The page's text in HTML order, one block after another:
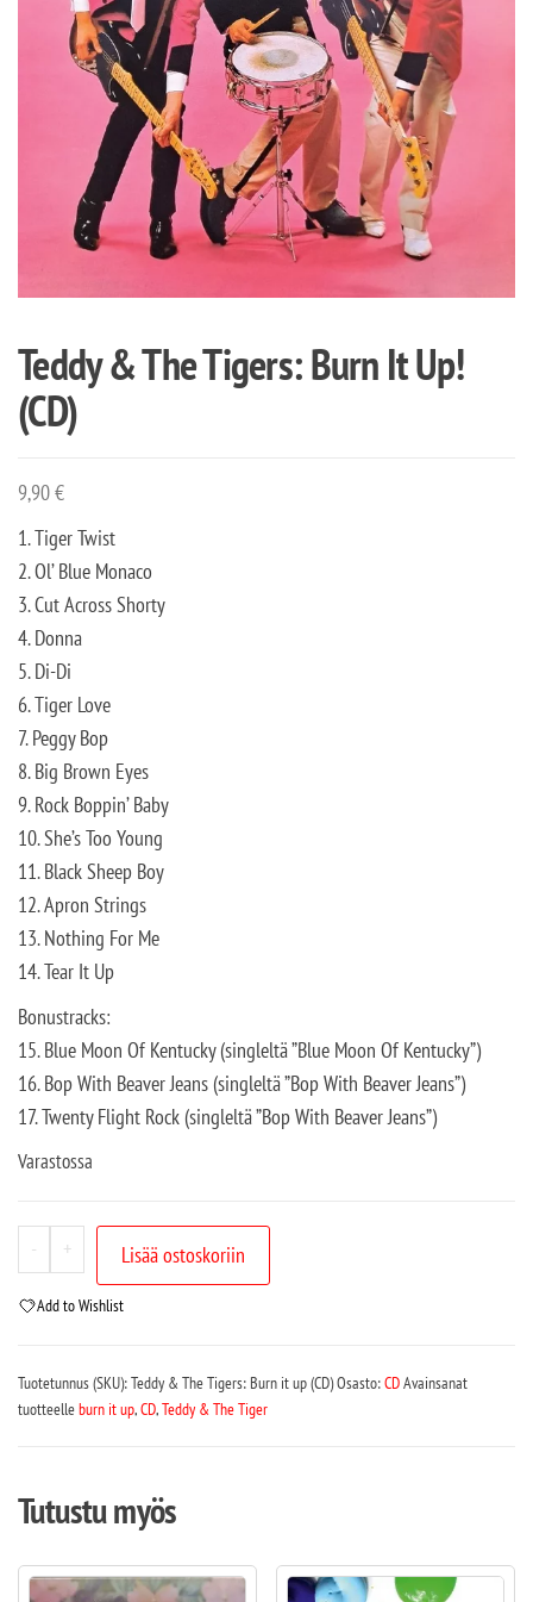
Teddy & The Tigers: Burn It Up!
(CD)
9,90€
1. Tiger Twist
2. Ol’ Blue Monaco
3. Cut Across Shorty
4. Donna
5. Di-Di
6. Tiger Love
7. Peggy Bop
8. Big Brown Eyes
9. Rock Boppin’ Baby
10. She’s Too Young
11. Black Sheep Boy
12. Apron Strings
13. Nothing For Me
14. Tear It Up
Bonustracks:
15. Blue Moon Of Kentucky (singleltä ”Blue Moon Of Kentucky”)
16. Bop With Beaver Jeans (singleltä ”Bop With Beaver Jeans”)
17. Twenty Flight Rock (singleltä ”Bop With Beaver Jeans”)
Varastossa
- + Lisää ostoskoriin
Add to Wishlist
Tuotetunnus (SKU):Teddy & The Tigers: Burn it up (CD)Osasto:CDAvainsanat
tuotteelleburn it up,CD,Teddy & The Tiger
Tutustu myös